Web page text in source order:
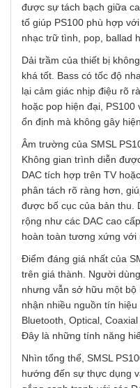
được sự tách bạch giữa
tố giúp PS100 phù hợp
nhạc trữ tình, pop, ballad
Dải trầm của thiết bị
khá tốt. Bass có tốc độ
lại cảm giác nhịp điệu rõ
hoặc pop hiện đại,
ổn định mà không gây
Âm trường của SMSL
Không gian trình diễn
DAC tích hợp trên TV
phân tách rõ ràng hơn,
được bố cục của bản thu.
rộng như các DAC cao
hoàn toàn tương xứng với
Điểm đáng giá nhất của
trên giá thành. Người
nhưng vẫn sở hữu một bộ
nhận nhiều nguồn tín hiệu
Bluetooth, Optical,
Đây là những tính năng
Nhìn tổng thể, SMSL
hướng đến sự thực dụng